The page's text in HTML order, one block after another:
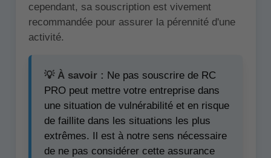
cependant, sa souscription est vivement
recommandée pour assurer la pérennité d'une
activité.
💡 À savoir : Ne pas souscrire de RC
PRO peut mettre votre entreprise dans
une situation de vulnérabilité et en risque
de faillite dans les situations les plus
extrêmes. Il est à notre sens nécessaire
de ne pas considérer cette assurance